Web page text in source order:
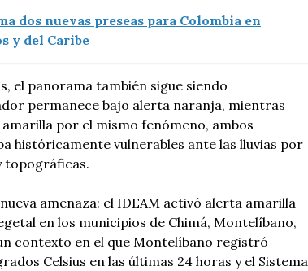
dos nuevas preseas para Colombia en
y del Caribe
el panorama también sigue siendo
permanece bajo alerta naranja, mientras
por el mismo fenómeno, ambos
históricamente vulnerables ante las lluvias por
topográficas.
amenaza: el IDEAM activó alerta amarilla
en los municipios de Chimá, Montelíbano,
contexto en el que Montelíbano registró
Celsius en las últimas 24 horas y el Sistema